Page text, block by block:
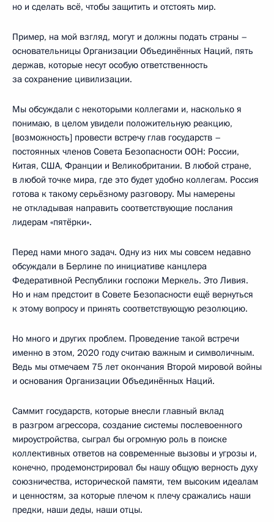
но и сделать всё, чтобы защитить и отстоять мир.
Пример, на мой взгляд, могут и должны подать страны –
основательницы Организации Объединённых Наций, пять
держав, которые несут особую ответственность
за сохранение цивилизации.
Мы обсуждали с некоторыми коллегами и, насколько я
понимаю, в целом увидели положительную реакцию,
[возможность] провести встречу глав государств –
постоянных членов Совета Безопасности ООН: России,
Китая, США, Франции и Великобритании. В любой стране,
в любой точке мира, где это будет удобно коллегам. Россия
готова к такому серьёзному разговору. Мы намерены
не откладывая направить соответствующие послания
лидерам «пятёрки».
Перед нами много задач. Одну из них мы совсем недавно
обсуждали в Берлине по инициативе канцлера
Федеративной Республики госпожи Меркель. Это Ливия.
Но и нам предстоит в Совете Безопасности ещё вернуться
к этому вопросу и принять соответствующую резолюцию.
Но много и других проблем. Проведение такой встречи
именно в этом, 2020 году считаю важным и символичным.
Ведь мы отмечаем 75 лет окончания Второй мировой войны
и основания Организации Объединённых Наций.
Саммит государств, которые внесли главный вклад
в разгром агрессора, создание системы послевоенного
мироустройства, сыграл бы огромную роль в поиске
коллективных ответов на современные вызовы и угрозы и,
конечно, продемонстрировал бы нашу общую верность духу
союзничества, исторической памяти, тем высоким идеалам
и ценностям, за которые плечом к плечу сражались наши
предки, наши деды, наши отцы.